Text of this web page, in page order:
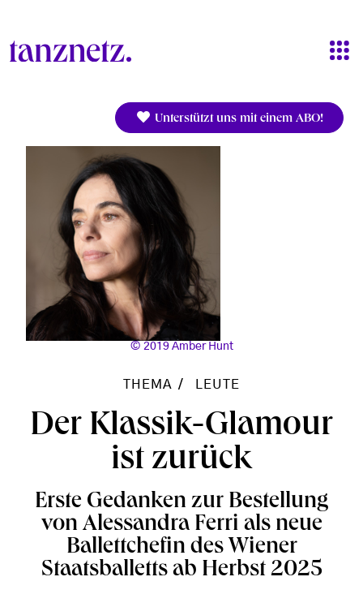
Unterstützt uns mit einem ABO!
2019 Amber Hunt
THEMA LEUTE
Der Klassik-Glamour
ist zurück
Erste Gedanken zur Bestellung
von Alessandra Ferri als neue
Ballettchefin des Wiener
Staatsballetts ab Herbst 2025